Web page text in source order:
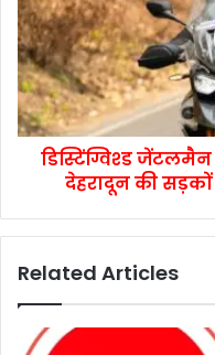
डिस्टिंग्विश्ड
देहरादून की
Related Articles